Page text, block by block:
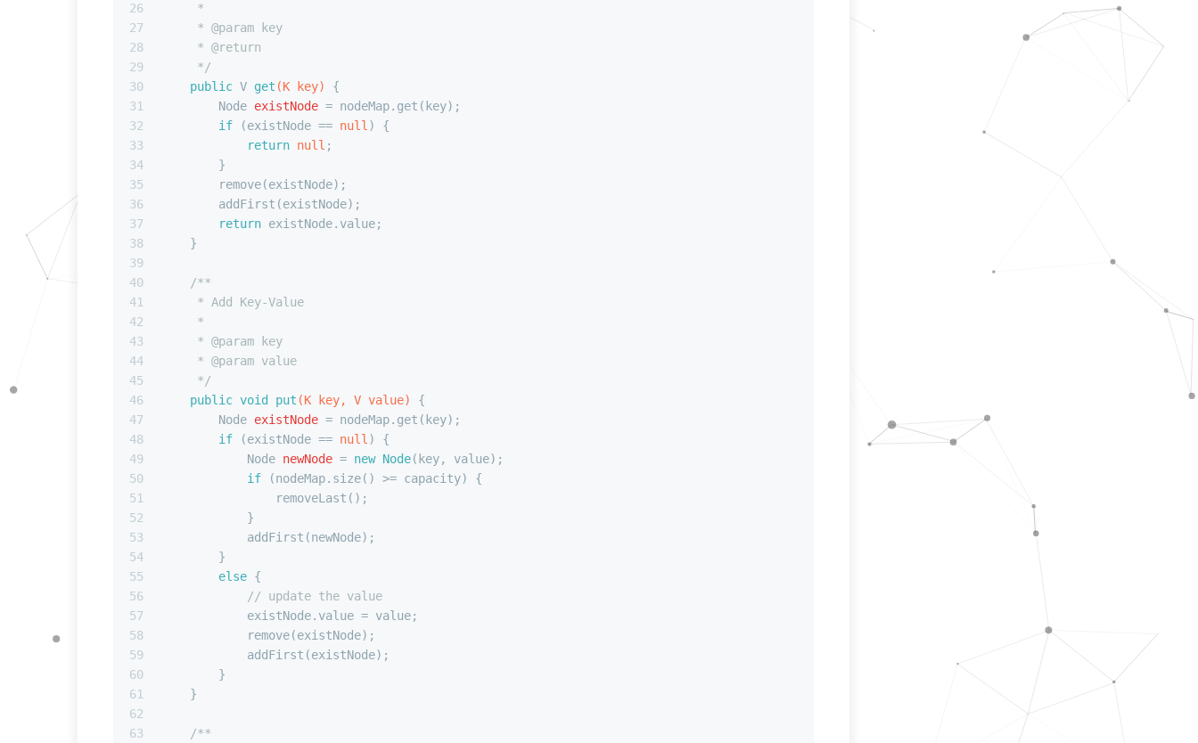
26
27
28
29
30
31
32
33
34
35
36
37
38
39
40
41
42
43
44
45
46
47
48
49
50
51
52
53
54
55
56
57
58
59
60
61
62
63
     *
     *
@param key
     *
@return
     */
public V get (K key)
{
Node existNode = nodeMap.get(key);
if (existNode == null ) {
return null ;
        }
        remove(existNode);
        addFirst(existNode);
return existNode.value;
    }
/**
     * Add Key-Value
     *
     *
@param key
     *
@param value
     */
public void put (K key, V value)
{
Node existNode = nodeMap.get(key);
if (existNode == null ) {
Node newNode = new Node(key, value);
if (nodeMap.size() >= capacity) {
                removeLast();
            }
            addFirst(newNode);
        }
else {
// update the value
            existNode.value = value;
            remove(existNode);
            addFirst(existNode);
        }
    }
/**